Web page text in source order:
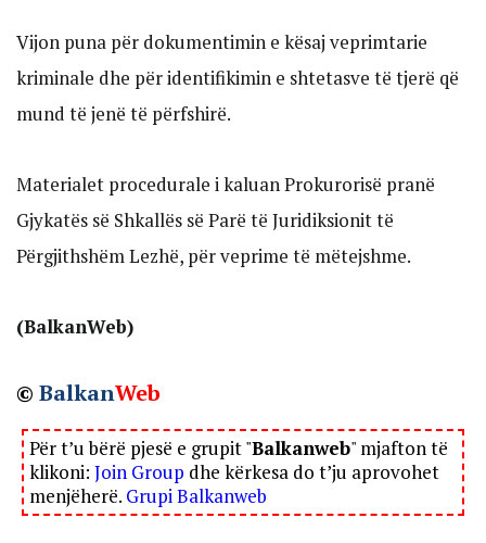
Vijon puna për dokumentimin e kësaj veprimtarie
kriminale dhe për identifikimin e shtetasve të tjerë që
mund të jenë të përfshirë.
Materialet procedurale i kaluan Prokurorisë pranë
Gjykatës së Shkallës së Parë të Juridiksionit të
Përgjithshëm Lezhë, për veprime të mëtejshme.
(BalkanWeb)
© BalkanWeb
Për t’u bërë pjesë e grupit "Balkanweb" mjafton të
klikoni: Join Group dhe kërkesa do t’ju aprovohet
menjëherë. Grupi Balkanweb